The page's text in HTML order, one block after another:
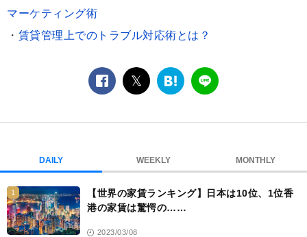
マーケティング術
・ 賃貸管理上でのトラブル対応術とは？
facebook
twitterは
ブ
ク
マ
ク
LINE
DAILY WEEKLY MONTHLY
1
【世界の家賃ランキング】日本は10位、1位香
港の家賃は驚愕の……
2023/03/08